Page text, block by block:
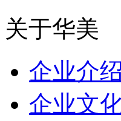
关于华美
企业介绍
企业文